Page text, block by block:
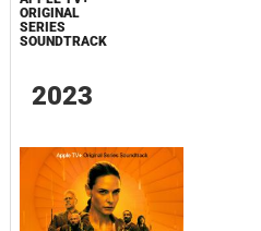
ORIGINAL
SERIES
SOUNDTRACK
2023